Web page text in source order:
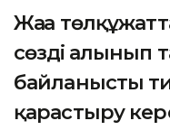
Жаңа
сөздің алынып
байланысты
қарастыру